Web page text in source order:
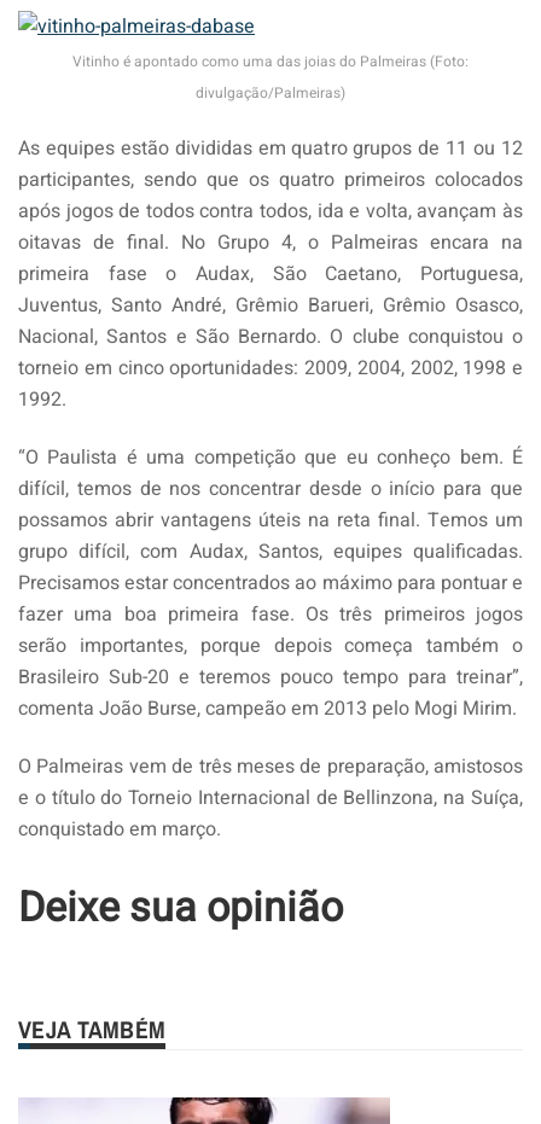
Vitinho é apontado como uma das joias do Palmeiras (Foto:
divulgação/Palmeiras)
As equipes estão divididas em quatro grupos de 11 ou 12
participantes, sendo que os quatro primeiros colocados
após jogos de todos contra todos, ida e volta, avançam às
oitavas de final. No Grupo 4, o Palmeiras encara na
primeira fase o Audax, São Caetano, Portuguesa,
Juventus, Santo André, Grêmio Barueri, Grêmio Osasco,
Nacional, Santos e São Bernardo. O clube conquistou o
torneio em cinco oportunidades: 2009, 2004, 2002, 1998 e
1992.
“O Paulista é uma competição que eu conheço bem. É
difícil, temos de nos concentrar desde o início para que
possamos abrir vantagens úteis na reta final. Temos um
grupo difícil, com Audax, Santos, equipes qualificadas.
Precisamos estar concentrados ao máximo para pontuar e
fazer uma boa primeira fase. Os três primeiros jogos
serão importantes, porque depois começa também o
Brasileiro Sub-20 e teremos pouco tempo para treinar”,
comenta João Burse, campeão em 2013 pelo Mogi Mirim.
O Palmeiras vem de três meses de preparação, amistosos
e o título do Torneio Internacional de Bellinzona, na Suíça,
conquistado em março.
Deixe sua opinião
VEJA TAMBÉM